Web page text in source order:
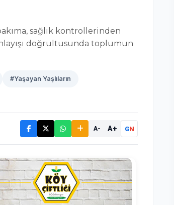
sağlık kontrollerinden
doğrultusunda toplumun
#Yaşayan Yaşlıların
A- A+ GN